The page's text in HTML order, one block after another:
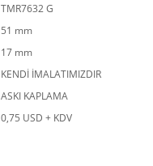
TMR7632 G
51 mm
17 mm
KENDİ İMALATIMIZDIR
ASKI KAPLAMA
0,75 USD + KDV